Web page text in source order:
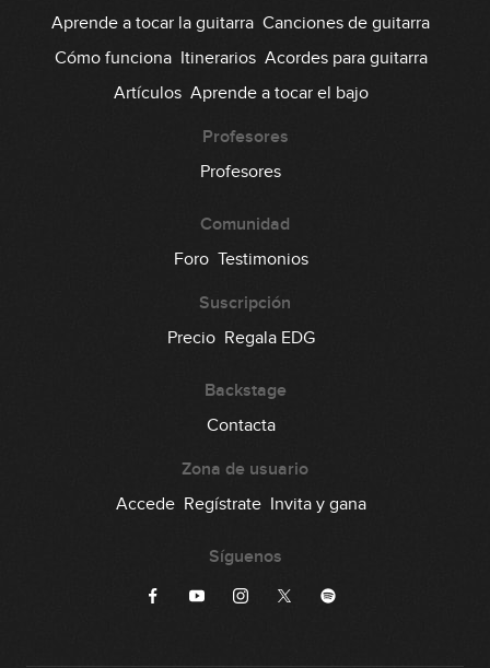
Aprende a tocar la guitarra Canciones de guitarra
Cómo funciona Itinerarios Acordes para guitarra
Artículos Aprende a tocar el bajo
Profesores
Profesores
Comunidad
Foro Testimonios
Suscripción
Precio Regala EDG
Backstage
Contacta
Zona de usuario
Accede Regístrate Invita y gana
Síguenos